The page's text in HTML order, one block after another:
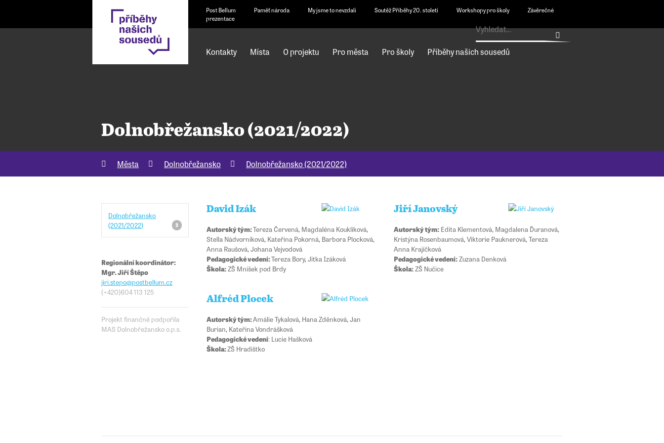
Post Bellum Paměť národa My jsme to nevzdali Soutěž Příběhy 20. století Workshopy pro školy
Závěrečné
prezentace
Kontakty Místa O projektu Pro města Pro školy Příběhy našich sousedů
Dolnobřežansko (2021/2022)
Města Dolnobřežansko Dolnobřežansko (2021/2022)
Dolnobřežansko
(2021/2022)
3
Regionální koordinátor:
Mgr. Jiří Štěpo
jiri.stepo@​​postbellum.cz
(+420)604 113 125
Projekt finančně podpořila
MAS Dolnobřežansko o.p.s.
David Izák
Autorský tým:Tereza Červená, Magdaléna Kouklíková,
Stella Nádvorníková, Kateřina Pokorná, Barbora Plocková,
Anna Raušová, Johana Vejvodová
Pedagogické vedení:Tereza Bory, Jitka Izáková
Škola:ZŠ Mníšek pod Brdy
Jiří Janovský
Autorský tým:Edita Klementová, Magdalena Ďuranová,
Kristýna Rosenbaumová, Viktorie Pauknerová, Tereza
Anna Krajíčková
Pedagogické vedení:Zuzana Denková
Škola:ZŠ Nučice
Alfréd Plocek
Autorský tým:Amálie Tykalová, Hana Zděnková, Jan
Burian, Kateřina Vondrášková
Pedagogické vedení: Lucie Hašková
Škola:ZŠ Hradištko